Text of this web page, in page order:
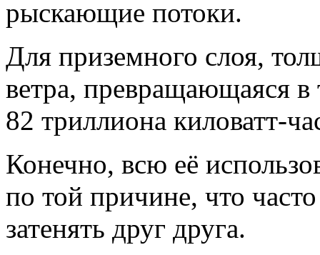
рыскающие потоки.
Для приземного слоя,
ветра, превращающаяся в
82 триллиона киловатт-
Конечно, всю её
по той причине, что
затенять друг друга.